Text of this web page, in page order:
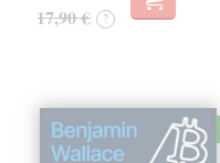
17,90 € ?